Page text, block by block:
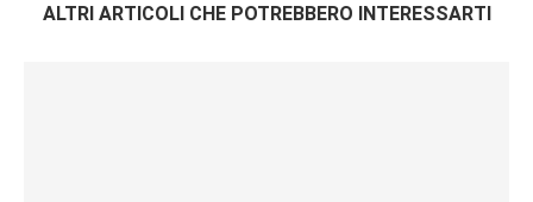
ALTRI ARTICOLI CHE POTREBBERO INTERESSARTI